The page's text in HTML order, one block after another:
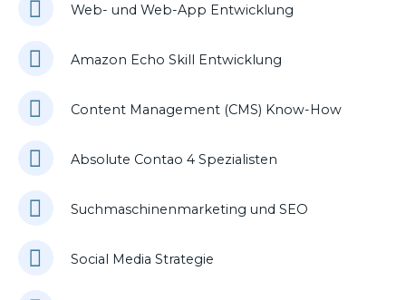
Web- und Web-App Entwicklung
Amazon Echo Skill Entwicklung
Content Management (CMS) Know-How
Absolute Contao 4 Spezialisten
Suchmaschinenmarketing und SEO
Social Media Strategie